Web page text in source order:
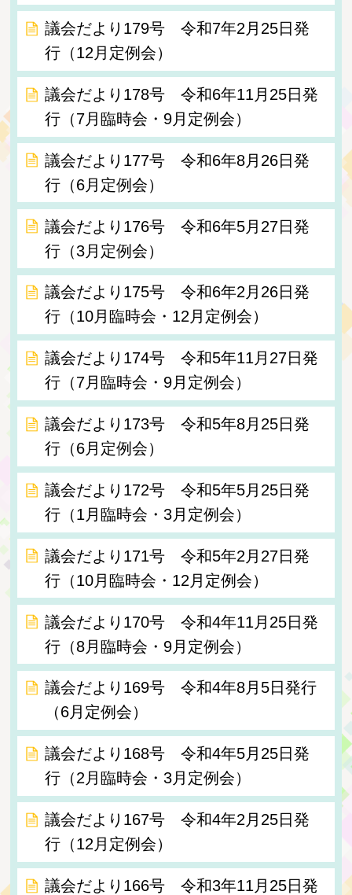
議会だより179号 令和7年2月25日発
行（12月定例会）
議会だより178号 令和6年11月25日発
行（7月臨時会・9月定例会）
議会だより177号 令和6年8月26日発
行（6月定例会）
議会だより176号 令和6年5月27日発
行（3月定例会）
議会だより175号 令和6年2月26日発
行（10月臨時会・12月定例会）
議会だより174号 令和5年11月27日発
行（7月臨時会・9月定例会）
議会だより173号 令和5年8月25日発
行（6月定例会）
議会だより172号 令和5年5月25日発
行（1月臨時会・3月定例会）
議会だより171号 令和5年2月27日発
行（10月臨時会・12月定例会）
議会だより170号 令和4年11月25日発
行（8月臨時会・9月定例会）
議会だより169号 令和4年8月5日発行
（6月定例会）
議会だより168号 令和4年5月25日発
行（2月臨時会・3月定例会）
議会だより167号 令和4年2月25日発
行（12月定例会）
議会だより166号 令和3年11月25日発